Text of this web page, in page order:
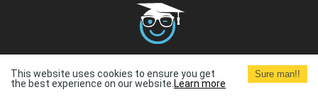
Terms and
Conditions
Terms of Use
This website uses cookies to ensure you get
the best experience on our website. Learn more
Sure man!!